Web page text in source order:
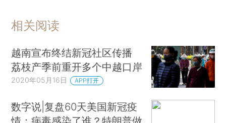
相关阅读
越南宣布终结新冠社区传播
荔枝产季前重开多个中越口岸
2020年05月16日 APP打开
数字说|复盘60天美国新冠疫